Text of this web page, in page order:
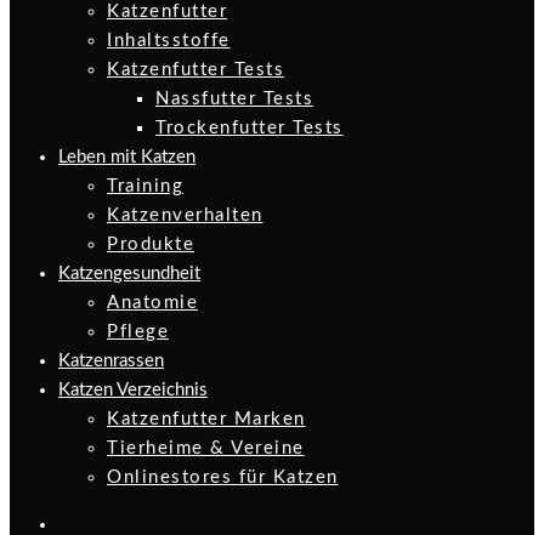
Katzenfutter
Inhaltsstoffe
Katzenfutter Tests
Nassfutter Tests
Trockenfutter Tests
Leben mit Katzen
Training
Katzenverhalten
Produkte
Katzengesundheit
Anatomie
Pflege
Katzenrassen
Katzen Verzeichnis
Katzenfutter Marken
Tierheime & Vereine
Onlinestores für Katzen